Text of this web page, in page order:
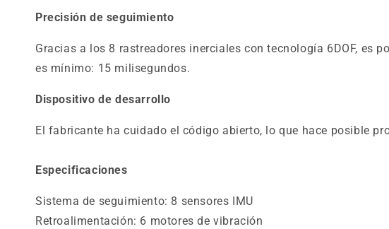
Precisión de seguimiento
Gracias a los 8 rastreadores inerciales con tecnología 6DOF, es
es mínimo: 15 milisegundos.
Dispositivo de desarrollo
El fabricante ha cuidado el código abierto, lo que hace posible
Especificaciones
Sistema de seguimiento: 8 sensores IMU
Retroalimentación: 6 motores de vibración